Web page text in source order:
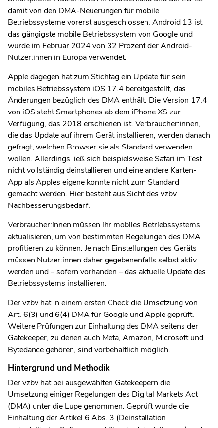
damit von den DMA-Neuerungen für mobile
Betriebssysteme vorerst ausgeschlossen. Android 13 ist
das gängigste mobile Betriebssystem von Google und
wurde im Februar 2024 von 32 Prozent der Android-
Nutzer:innen in Europa verwendet.
Apple dagegen hat zum Stichtag ein Update für sein
mobiles Betriebssystem iOS 17.4 bereitgestellt, das
Änderungen bezüglich des DMA enthält. Die Version 17.4
von iOS steht Smartphones ab dem iPhone XS zur
Verfügung, das 2018 erschienen ist. Verbraucher:innen,
die das Update auf ihrem Gerät installieren, werden danach
gefragt, welchen Browser sie als Standard verwenden
wollen. Allerdings ließ sich beispielsweise Safari im Test
nicht vollständig deinstallieren und eine andere Karten-
App als Apples eigene konnte nicht zum Standard
gemacht werden. Hier besteht aus Sicht des vzbv
Nachbesserungsbedarf.
Verbraucher:innen müssen ihr mobiles Betriebssystems
aktualisieren, um von bestimmten Regelungen des DMA
profitieren zu können. Je nach Einstellungen des Geräts
müssen Nutzer:innen daher gegebenenfalls selbst aktiv
werden und – sofern vorhanden – das aktuelle Update des
Betriebssystems installieren.
Der vzbv hat in einem ersten Check die Umsetzung von
Art. 6(3) und 6(4) DMA für Google und Apple geprüft.
Weitere Prüfungen zur Einhaltung des DMA seitens der
Gatekeeper, zu denen auch Meta, Amazon, Microsoft und
Bytedance gehören, sind vorbehaltlich möglich.
Hintergrund und Methodik
Der vzbv hat bei ausgewählten Gatekeepern die
Umsetzung einiger Regelungen des Digital Markets Act
(DMA) unter die Lupe genommen. Geprüft wurde die
Einhaltung der Artikel 6 Abs. 3 (Deinstallation